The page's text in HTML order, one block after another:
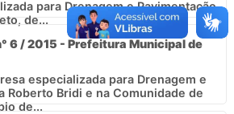
para Drenagem e Pavimentação
de...
6 / 2015 - Prefeitura Municipal de
especializada para Drenagem e
Roberto Bridi e na Comunidade de
de...